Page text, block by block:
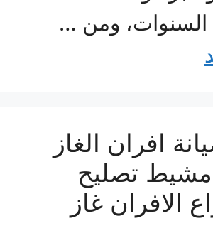
السنوات، ومن …
افران الغاز
تصليح
الافران غاز